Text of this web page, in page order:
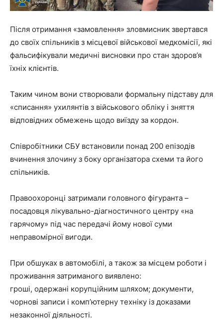
Після отримання «замовлення» зловмисник звертався
до своїх спільників з місцевої військової медкомісії, які
фальсифікували медичні висновки про стан здоров’я
їхніх клієнтів.
Таким чином вони створювали формальну підставу для
«списання» ухилянтів з військового обліку і зняття
відповідних обмежень щодо виїзду за кордон.
Співробітники СБУ встановили понад 200 епізодів
вчинення злочину з боку організатора схеми та його
спільників.
Правоохоронці затримали головного фігуранта –
посадовця лікувально-діагностичного центру «на
гарячому» під час передачі йому нової суми
неправомірної вигоди.
При обшуках в автомобілі, а також за місцем роботи і
проживання затриманого виявлено:
гроші, одержані корупційним шляхом; документи,
чорнові записи і комп’ютерну техніку із доказами
незаконної діяльності.